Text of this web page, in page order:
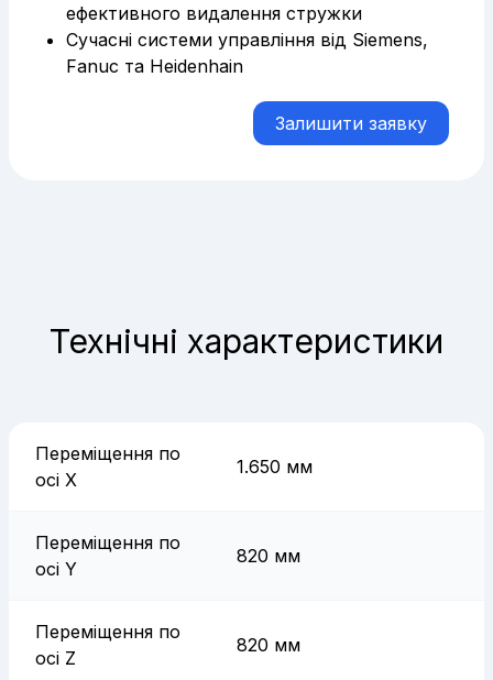
ефективного видалення стружки
Сучасні системи управління від Siemens,
Fanuc та Heidenhain
Залишити заявку
Технічні характеристики
Переміщення по
осі X
1.650 мм
Переміщення по
осі Y
820 мм
Переміщення по
осі Z
820 мм